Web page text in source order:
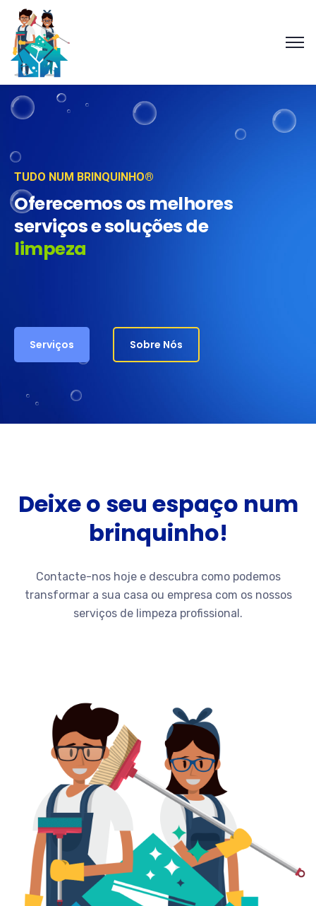
TUDO NUM BRINQUINHO®
Oferecemos os melhores
serviços e soluções de
limpeza
Serviços Sobre Nós
Deixe o seu espaço num
brinquinho!
Contacte-nos hoje e descubra como podemos
transformar a sua casa ou empresa com os nossos
serviços de limpeza profissional.